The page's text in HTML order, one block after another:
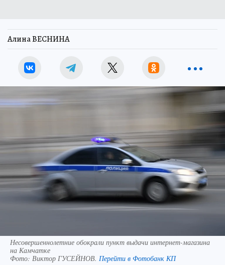
Алина ВЕСНИНА
Несовершеннолетние обокрали пункт выдачи интернет-магазина
на Камчатке
Фото: Виктор ГУСЕЙНОВ. Перейти в Фотобанк КП